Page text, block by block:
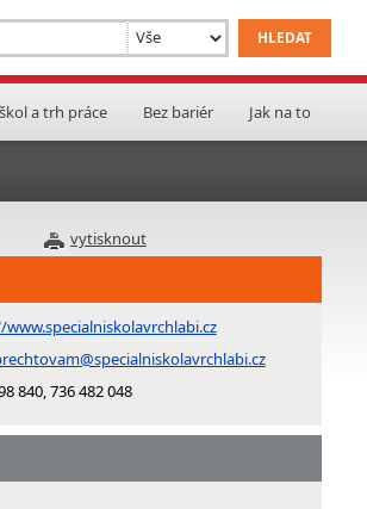
a trh práce Bez bariér Jak na to
vytisknout
840, 736 482 048